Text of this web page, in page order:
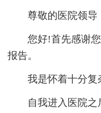
尊敬的医院领导
您好!首先感谢
报告。
我是怀着十分复
自我进入医院